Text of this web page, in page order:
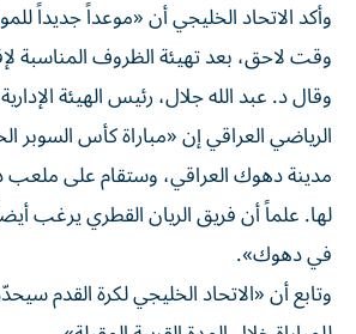
وقت لاحق، بعد تهيئة الظروف المناسبة
وقال د. عبد الله جلال، رئيس الهيئة
الرياضي العراقي إن «مباراة كأس السوبر
مدينة دهوك العراقي، وستقام على
لها. علماً أن فريق الريان القطري يرغب
في دهوك».
وتابع أن «الاتحاد الخليجي لكرة القدم
للمباراة خلال المدة القريبة المقبلة».